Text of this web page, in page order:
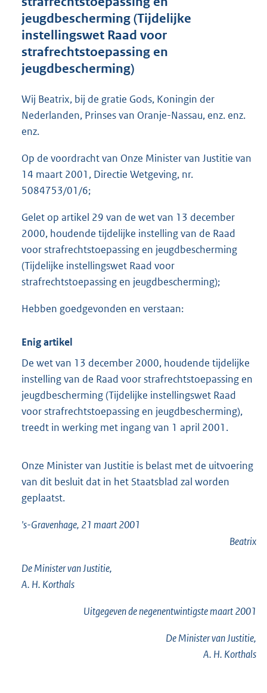
e
:
1
jeugdbescherming (Tijdelijke
instellingswet Raad voor
strafrechtstoepassing en
jeugdbescherming)
Wij Beatrix, bij de gratie Gods, Koningin der
Nederlanden, Prinses van Oranje-Nassau, enz. enz.
enz.
Op de voordracht van Onze Minister van Justitie van
14 maart 2001, Directie Wetgeving, nr.
5084753/01/6;
Gelet op artikel 29 van de wet van 13 december
2000, houdende tijdelijke instelling van de Raad
voor strafrechtstoepassing en jeugdbescherming
(Tijdelijke instellingswet Raad voor
strafrechtstoepassing en jeugdbescherming);
Hebben goedgevonden en verstaan:
Enig artikel
De wet van 13 december 2000, houdende tijdelijke
instelling van de Raad voor strafrechtstoepassing en
jeugdbescherming (Tijdelijke instellingswet Raad
voor strafrechtstoepassing en jeugdbescherming),
treedt in werking met ingang van 1 april 2001.
Onze Minister van Justitie is belast met de uitvoering
van dit besluit dat in het Staatsblad zal worden
geplaatst.
's-Gravenhage, 21 maart 2001
Beatrix
De Minister van Justitie,
A. H. Korthals
Uitgegeven denegenentwintigstemaart 2001
De Minister van Justitie,
A. H. Korthals